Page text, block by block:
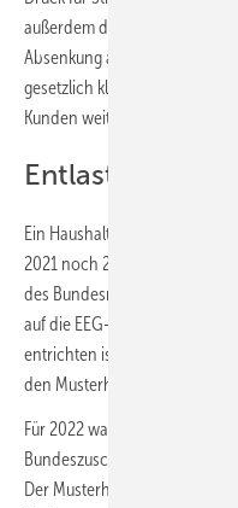
außerdem die gesetzlichen
Absenkung auch beim
gesetzlich klar verpflichtet,
Kunden weiterzugeben.“
Entlastung
Ein Haushalt mit einem
2021 noch 227,50 Euro für die
des Bundesministeriums für
auf die EEG-Umlage jedoch
entrichten ist, betrugen die
den Musterhaushalt 270,73
Für 2022 war die EEG-
Bundeszuschuss von 6,500
Der Musterhaushalt hätte also